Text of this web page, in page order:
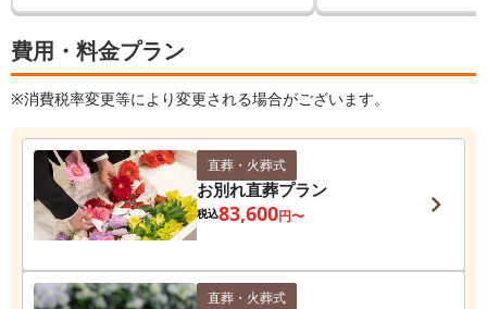
費用・料金プラン
※消費税率変更等により変更される場合がございます。
直葬・火葬式
お別れ直葬プラン
税込83,600円〜
直葬・火葬式